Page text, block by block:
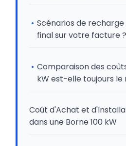
Scénarios de recharge
final sur votre facture ?
Comparaison des
kW est-elle toujours le
Coût d'Achat et
dans une Borne 100 kW